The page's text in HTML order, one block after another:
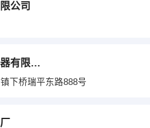
公司
温州瑞平电热电器有限公司
下桥瑞平东路888号